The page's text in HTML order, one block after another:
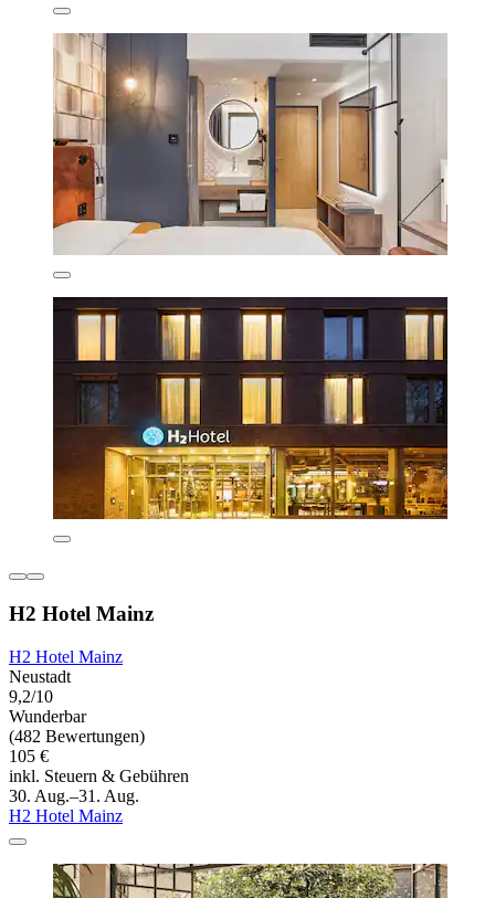
H2 Hotel Mainz
H2 Hotel Mainz
Neustadt
9,2/10
Wunderbar
(482 Bewertungen)
105 €
inkl. Steuern & Gebühren
30. Aug.–31. Aug.
H2 Hotel Mainz